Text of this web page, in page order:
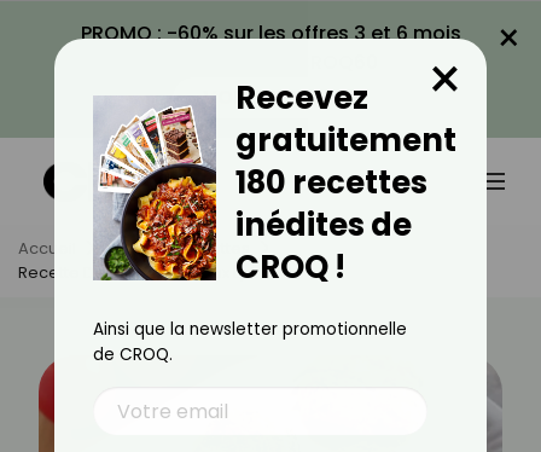
PROMO : -60% sur les offres 3 et 6 mois
VOIR LA PROMO
×
Accueil Actus
Recettes
Recette De Croquettes Aux Épinards
Recevez
gratuitement
180 recettes
inédites de
CROQ !
×
Ainsi que la newsletter promotionnelle
de CROQ.